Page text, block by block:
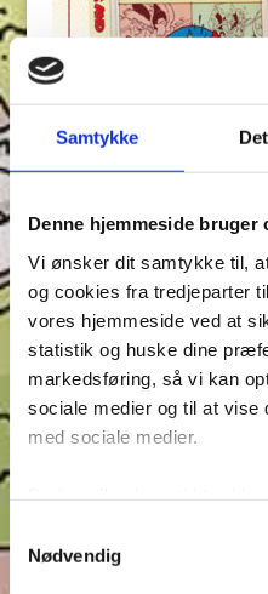
Samtykke
Denne hjemmeside bruger
Vi ønsker dit samtykke til,
og cookies fra tredjeparter
vores hjemmeside ved at
statistik og huske dine
markedsføring, så vi kan
sociale medier og til at vise
med sociale medier.
fungerer optimalt, hvis du
tilbagetrækker et
Nødvendig
Seneste indlæg
Krydsen, Find skyggen og
opmærksomhed i Anders
Konkurrence:
opmærksomhed i Anders